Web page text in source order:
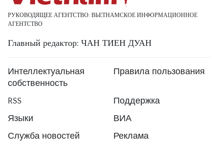
РУКОВОДЯЩЕЕ АГЕНТСТВО: ВЬЕТНАМСКОЕ ИНФОРМАЦИОННОЕ
АГЕНТСТВО
Главный редактор: ЧАН ТИЕН ДУАН
Интеллектуальная
собственность
Правила пользования
RSS
Поддержка
Языки
ВИА
Служба новостей
Реклама